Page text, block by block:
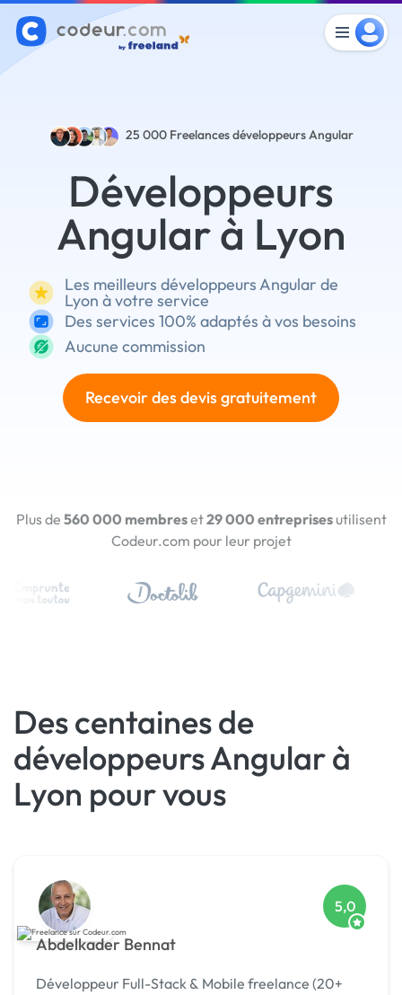
25 000 Freelances développeurs Angular
Développeurs
Angular à Lyon
Les meilleurs développeurs Angular de
Lyon à votre service
Des services 100% adaptés à vos besoins
Aucune commission
Recevoir des devis gratuitement
Plus de 560 000 membreset29 000 entreprisesutilisent
Codeur.com pour leur projet
Des centaines de
développeurs Angular à
Lyon pour vous
Abdelkader Bennat
5,0
Développeur Full-Stack & Mobile freelance (20+